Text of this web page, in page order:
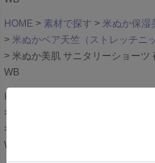
HOME 素材で探す
米ぬか保湿
米ぬかベア天竺（ストレッチニッ
米ぬか美肌 サニタリーショーツ
WB
HOME
WB